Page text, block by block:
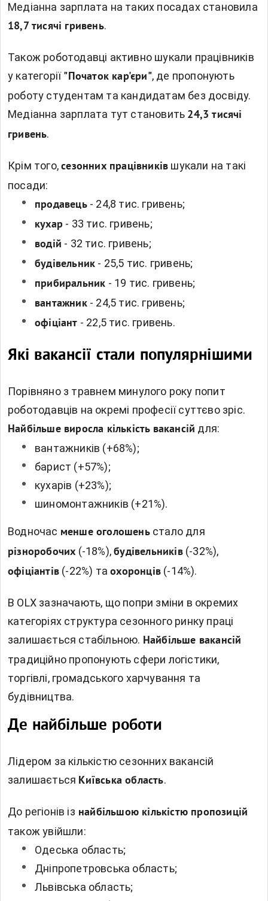
Медіанна зарплата на таких посадах становила
18,7 тисячі гривень.
Також роботодавці активно шукали працівників
у категорії "Початок кар'єри", де пропонують
роботу студентам та кандидатам без досвіду.
Медіанна зарплата тут становить 24,3 тисячі
гривень.
Крім того, сезонних працівників шукали на такі
посади:
продавець - 24,8 тис. гривень;
кухар - 33 тис. гривень;
водій - 32 тис. гривень;
будівельник - 25,5 тис. гривень;
прибиральник - 19 тис. гривень;
вантажник - 24,5 тис. гривень;
офіціант - 22,5 тис. гривень.
Які вакансії стали популярнішими
Порівняно з травнем минулого року попит
роботодавців на окремі професії суттєво зріс.
Найбільше виросла кількість вакансій для:
вантажників (+68%);
барист (+57%);
кухарів (+23%);
шиномонтажників (+21%).
Водночас менше оголошень стало для
різноробочих (-18%), будівельників (-32%),
офіціантів (-22%) та охоронців (-14%).
В OLX зазначають, що попри зміни в окремих
категоріях структура сезонного ринку праці
залишається стабільною. Найбільше вакансій
традиційно пропонують сфери логістики,
торгівлі, громадського харчування та
будівництва.
Де найбільше роботи
Лідером за кількістю сезонних вакансій
залишається Київська область.
До регіонів із найбільшою кількістю пропозицій
також увійшли:
Одеська область;
Дніпропетровська область;
Львівська область;